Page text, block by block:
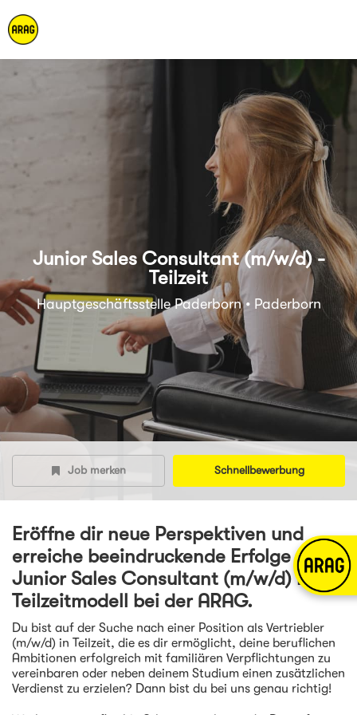
Junior Sales Consultant (m/w/d) -
Teilzeit
Hauptgeschäftsstelle Paderborn • Paderborn
Job merken Schnellbewerbung
Eröffne dir neue Perspektiven und
erreiche beeindruckende Erfolge - als
Junior Sales Consultant (m/w/d) im
Teilzeitmodell bei der ARAG.
Du bist auf der Suche nach einer Position als Vertriebler
(m/w/d) in Teilzeit, die es dir ermöglicht, deine beruflichen
Ambitionen erfolgreich mit familiären Verpflichtungen zu
vereinbaren oder neben deinem Studium einen zusätzlichen
Verdienst zu erzielen? Dann bist du bei uns genau richtig!